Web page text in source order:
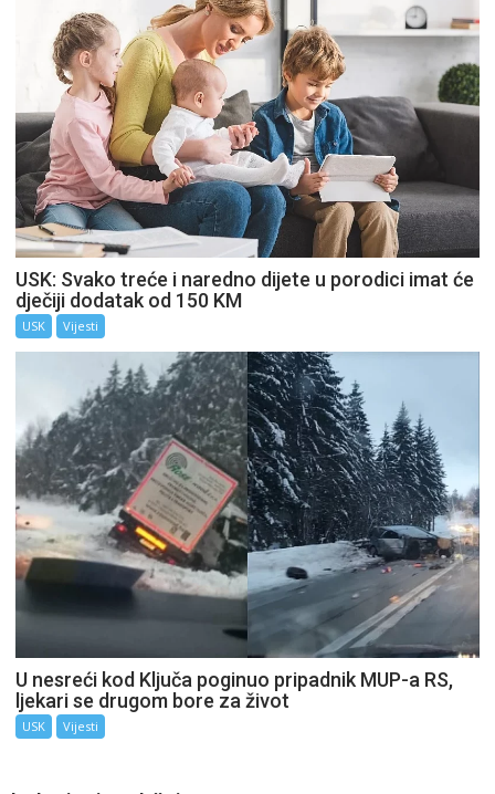
USK: Svako treće i naredno dijete u porodici imat će
dječiji dodatak od 150 KM
USK Vijesti
U nesreći kod Ključa poginuo pripadnik MUP-a RS,
ljekari se drugom bore za život
USK Vijesti